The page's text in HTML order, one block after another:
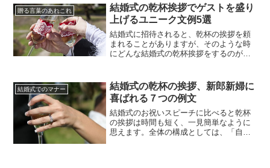
マナーを頭の中に入れておく必要があり
ます。また、それを落ち着いて実行でき
ることが大切です。また、結婚式の乾杯
の挨拶では言ってはいけない言葉など...
贈る言葉のあれこれ
結婚式の乾杯挨拶でゲストを盛り
上げるユニーク文例5選
結婚式に招待されると、乾杯の挨拶を頼
まれることがありますが、そのような時
にどんな結婚式の乾杯挨拶をするのが良
容にしたら良いのか、考えると眠れなく
なる人もいるのではありませんか？ポイ
ントは、乾杯のタイミングを明確にする
ことが大切です。結婚式の乾杯挨拶...
結婚式でのマナー
結婚式の乾杯の挨拶、新郎新婦に
喜ばれる７つの例文
結婚式のお祝いスピーチに比べると乾杯
の挨拶は時間も短く、一見簡単なように
思えます。全体の構成としては、「自己